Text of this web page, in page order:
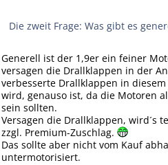
Die zweit Frage: Was gibt es
Generell ist der 1,9er ein feiner
versagen die Drallklappen in der
verbesserte Drallklappen in
wird, genauso ist, da die Motoren
sein sollten.
Versagen die Drallklappen, wird´s
zzgl. Premium-Zuschlag.
Das sollte aber nicht vom Kauf
untermotorisiert.